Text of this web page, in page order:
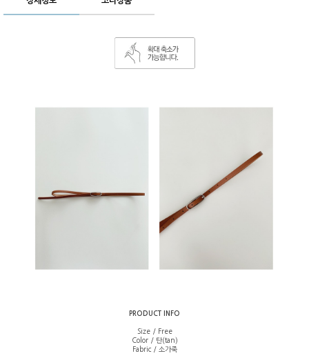
PRODUCT INFO
Size / Free
Color / 탄(tan)
Fabric / 소가죽